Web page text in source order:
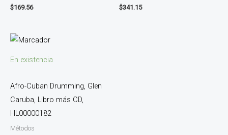
$169.56
$341.15
En existencia
Afro-Cuban Drumming, Glen
Caruba, Libro más CD,
HL00000182
Métodos